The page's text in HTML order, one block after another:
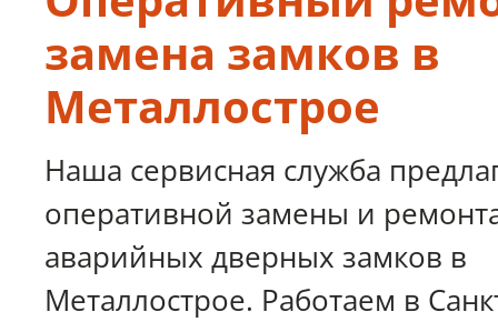
замена замков в
Металлострое
Наша сервисная служба
оперативной замены и
аварийных дверных замков в
Металлострое. Работаем в